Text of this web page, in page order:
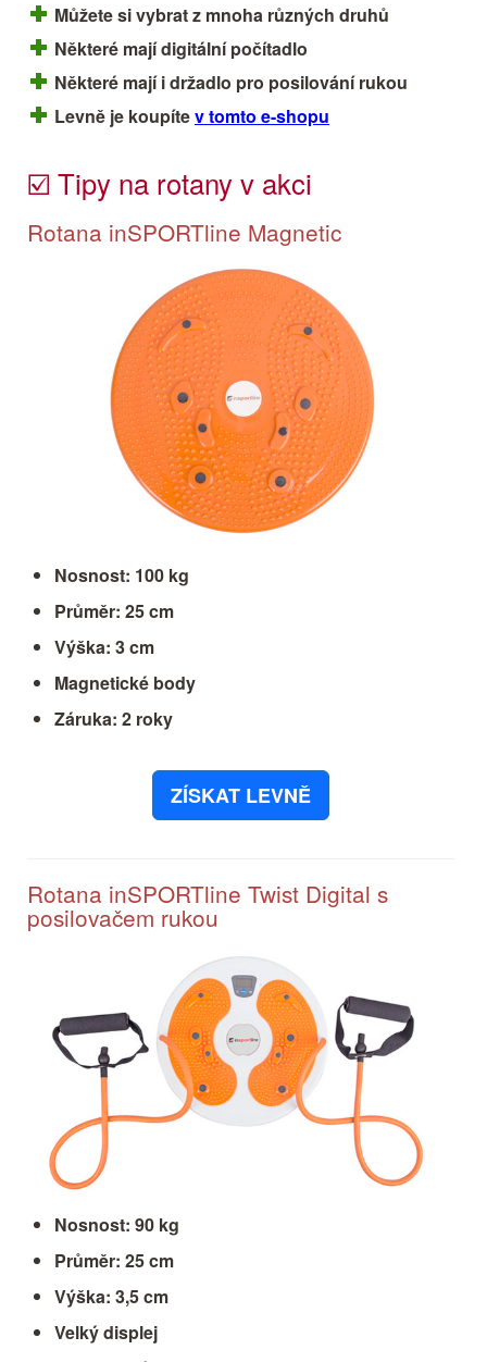
Můžete si vybrat z mnoha různých druhů
Některé mají digitální počítadlo
Některé mají i držadlo pro posilování rukou
Levně je koupítev tomto e-shopu
☑️ Tipy na rotany v akci
Rotana inSPORTline Magnetic
Nosnost: 100 kg
Průměr: 25 cm
Výška: 3 cm
Magnetické body
Záruka: 2 roky
ZÍSKAT LEVNĚ
Rotana inSPORTline Twist Digital s
posilovačem rukou
Nosnost: 90 kg
Průměr: 25 cm
Výška: 3,5 cm
Velký displej